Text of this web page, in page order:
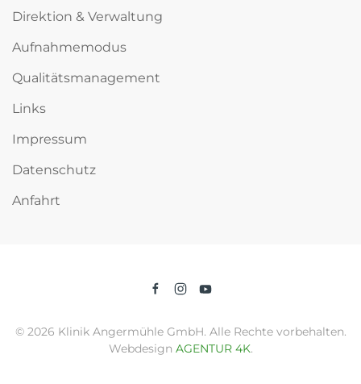
Direktion & Verwaltung
Aufnahmemodus
Qualitätsmanagement
Links
Impressum
Datenschutz
Anfahrt
© 2026 Klinik Angermühle GmbH. Alle Rechte vorbehalten.
Webdesign AGENTUR 4K.